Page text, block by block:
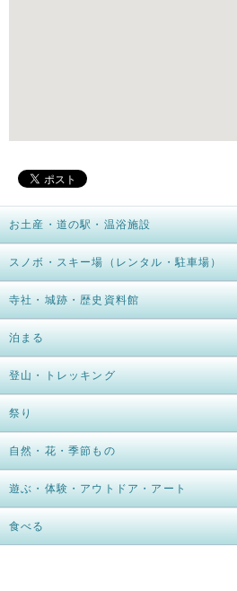
お土産・道の駅・温浴施設
スノボ・スキー場（レンタル・駐車場）
寺社・城跡・歴史資料館
泊まる
登山・トレッキング
祭り
自然・花・季節もの
遊ぶ・体験・アウトドア・アート
食べる